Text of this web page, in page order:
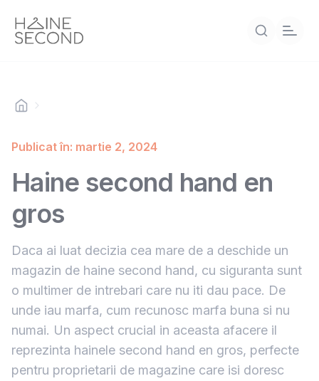
Publicat în: martie 2, 2024
Haine second hand en
gros
Daca ai luat decizia cea mare de a deschide un
magazin de haine second hand, cu siguranta sunt
o multimer de intrebari care nu iti dau pace. De
unde iau marfa, cum recunosc marfa buna si nu
numai. Un aspect crucial in aceasta afacere il
reprezinta hainele second hand en gros, perfecte
pentru proprietarii de magazine care isi doresc